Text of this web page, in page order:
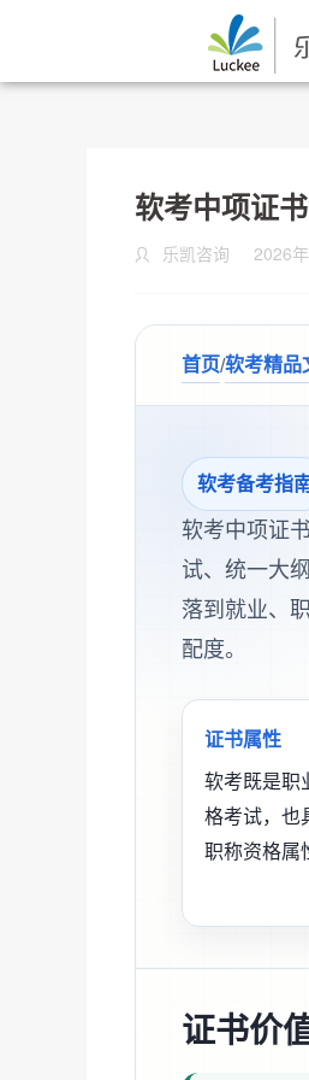
软考中项证
乐凯咨询 2026
首页/软考精品
软考备考指
软考中项证
试、统一大
落到就业、
配度。
证书属性
软考既是职
格考试，也
职称资格属
证书价